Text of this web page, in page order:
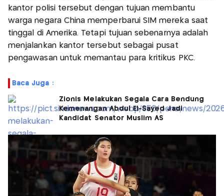
kantor polisi tersebut dengan tujuan membantu
warga negara China memperbarui SIM mereka saat
tinggal di Amerika. Tetapi tujuan sebenarnya adalah
menjalankan kantor tersebut sebagai pusat
pengawasan untuk memantau para kritikus PKC.
Baca Juga :
Zionis Melakukan Segala Cara Bendung
Kemenangan Abdul El-Sayed Jadi
Kandidat Senator Muslim AS